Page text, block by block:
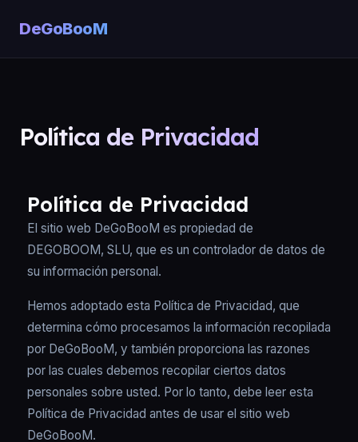
DeGoBooM
Política de Privacidad
Política de Privacidad
El sitio web DeGoBooM es propiedad de
DEGOBOOM, SLU, que es un controlador de datos de
su información personal.
Hemos adoptado esta Política de Privacidad, que
determina cómo procesamos la información recopilada
por DeGoBooM, y también proporciona las razones
por las cuales debemos recopilar ciertos datos
personales sobre usted. Por lo tanto, debe leer esta
Política de Privacidad antes de usar el sitio web
DeGoBooM.